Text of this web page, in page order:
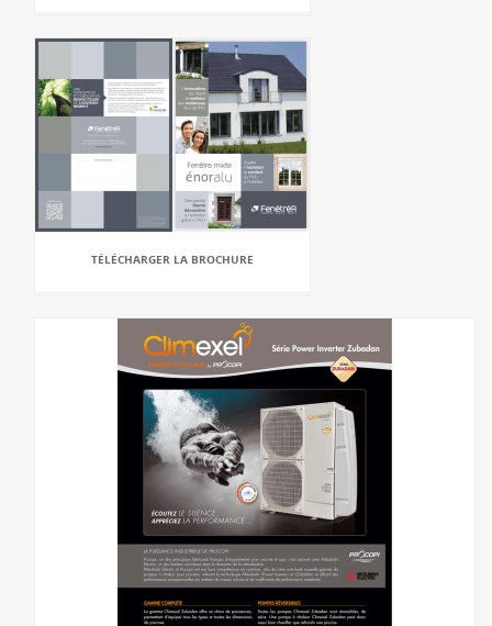
TÉLÉCHARGER LA BROCHURE